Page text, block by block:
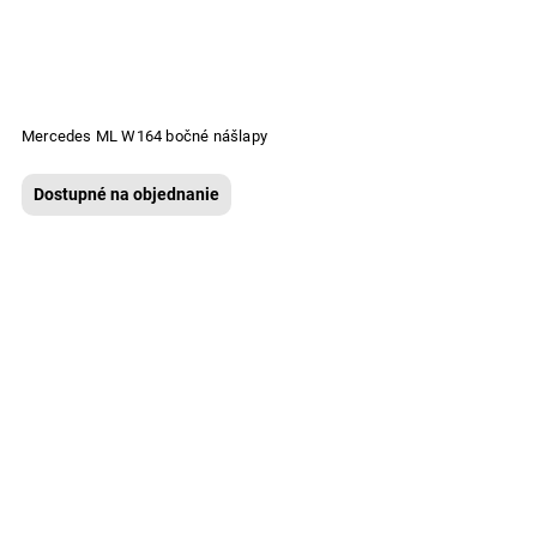
Mercedes ML W164 bočné nášlapy
Dostupné na objednanie